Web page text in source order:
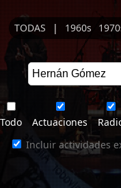
TODAS | 1960s
Todo Actuaciones
Incluir actividades